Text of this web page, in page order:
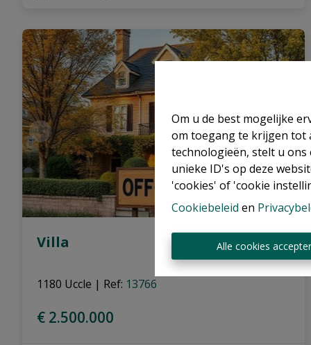
Om u de best mogelijke
om toegang te krijgen tot
technologieën, stelt u
unieke ID's op deze
'cookies' of 'cookie
Cookiebeleid en
Alle cookies
Villa
1180 Uccle | Ref: 13766
€ 2.500.000